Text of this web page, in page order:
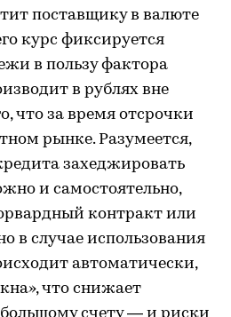
поставщику в валюте
курс фиксируется
в пользу фактора
в рублях вне
что за время отсрочки
рынке. Разумеется,
захеджировать
и самостоятельно,
контракт или
в случае использования
автоматически,
что снижает